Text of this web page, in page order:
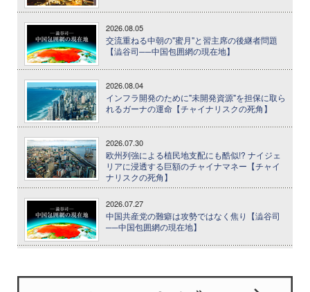
2026.08.05
交流重ねる中朝の"蜜月"と習主席の後継者問題
【澁谷司──中国包囲網の現在地】
2026.08.04
インフラ開発のために"未開発資源"を担保に取ら
れるガーナの運命【チャイナリスクの死角】
2026.07.30
欧州列強による植民地支配にも酷似!? ナイジェ
リアに浸透する巨額のチャイナマネー【チャイ
ナリスクの死角】
2026.07.27
中国共産党の難癖は攻勢ではなく焦り【澁谷司
──中国包囲網の現在地】